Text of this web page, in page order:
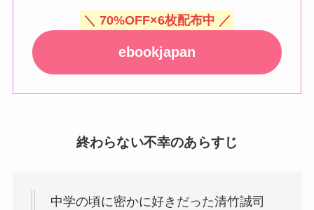
＼ 70%OFF×6枚配布中 ／
ebookjapan
終わらない不幸のあらすじ
中学の頃に密かに好きだった清竹誠司